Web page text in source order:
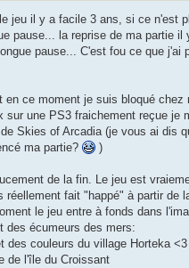
jeu il y a facile 3 ans, si ce n'est
pause... la reprise de ma partie il
pause... C'est fou ce que j'ai
en ce moment je suis bloqué
sur une PS3 fraichement reçue je
Skies of Arcadia (je vous ai dis
ma partie?
)
de la fin. Le jeu est
réellement fait "happé" à partir de
le jeu entre à fonds dans
des écumeurs des mers:
des couleurs du village Horteka <3
de l'île du Croissant